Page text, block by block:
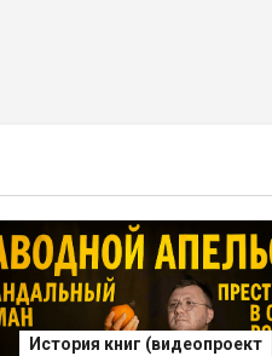
История книг (видеопроект